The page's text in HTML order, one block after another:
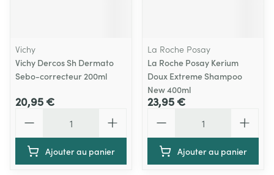
Vichy
Vichy Dercos Sh Dermato
Sebo-correcteur 200ml
20,95 €
Ajouter au panier
La Roche Posay
La Roche Posay Kerium
Doux Extreme Shampoo
New 400ml
23,95 €
Ajouter au panier